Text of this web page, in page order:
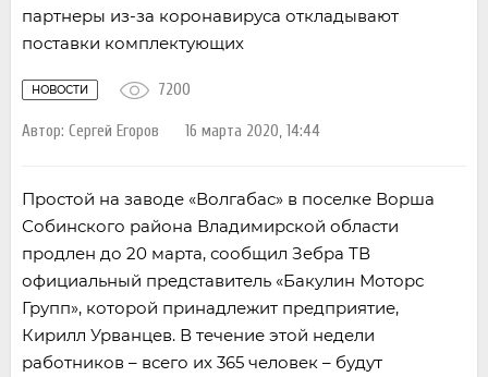
партнеры из-за коронавируса откладывают
поставки комплектующих
НОВОСТИ
Автор: Сергей Егоров 16 марта 2020, 14:44
7200
Простой на заводе «Волгабас» в поселке Ворша
Собинского района Владимирской области
продлен до 20 марта, сообщил Зебра ТВ
официальный представитель «Бакулин Моторс
Групп», которой принадлежит предприятие,
Кирилл Урванцев. В течение этой недели
работников – всего их 365 человек – будут